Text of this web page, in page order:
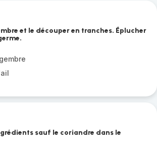
et le découper en tranches. Éplucher
sauf le coriandre dans le